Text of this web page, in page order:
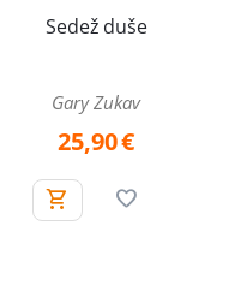
Sedež duše
Gary Zukav
25,90€